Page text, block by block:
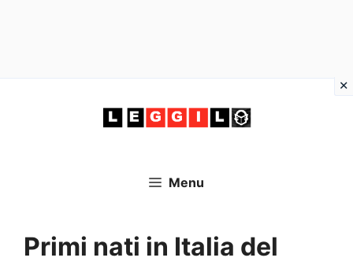
Menu
Primi nati in Italia del